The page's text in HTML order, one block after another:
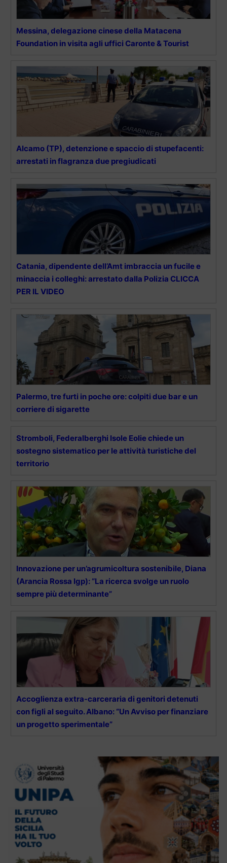
Messina, delegazione cinese della Matacena
Foundation in visita agli uffici Caronte & Tourist
Alcamo (TP), detenzione e spaccio di stupefacenti:
arrestati in flagranza due pregiudicati
Catania, dipendente dell’Amt imbraccia un fucile e
minaccia i colleghi: arrestato dalla Polizia CLICCA
PER IL VIDEO
Palermo, tre furti in poche ore: colpiti due bar e un
corriere di sigarette
Stromboli, Federalberghi Isole Eolie chiede un
sostegno sistematico per le attività turistiche del
territorio
Innovazione per un’agrumicoltura sostenibile, Diana
(Arancia Rossa Igp): “La ricerca svolge un ruolo
sempre più determinante”
Accoglienza extra-carceraria di genitori detenuti
con figli al seguito. Albano: “Un Avviso per finanziare
un progetto sperimentale”